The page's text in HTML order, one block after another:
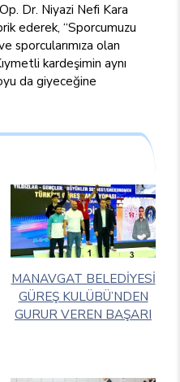
Dr. Niyazi Nefi Kara
ederek, “Sporcumuzu
sporcularımıza olan
kardeşimin aynı
da giyeceğine
MANAVGAT BELEDİYESİ
GÜREŞ KULÜBÜ’NDEN
GURUR VEREN BAŞARI